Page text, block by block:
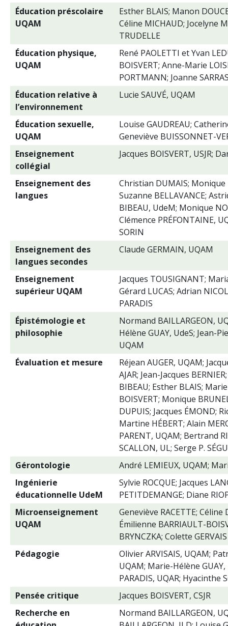
Éducation préscolaire
UQAM
Esther BLAIS; Manon
Céline MICHAUD; Jocelyne
TRUDELLE
Éducation physique,
UQAM
René PAOLETTI et Yvan
BOISVERT; Anne-Marie
PORTMANN; Joanne
Éducation relative à
l’environnement
Lucie SAUVÉ, UQAM
Éducation sexuelle,
UQAM
Louise GAUDREAU;
Geneviève BUISSONNET-
Enseignement
collégial
Jacques BOISVERT, USJR;
Enseignement des
langues
Christian DUMAIS; Monique
Suzanne BELLAVANCE;
BIBEAU, UdeM; Monique
Clémence PRÉFONTAINE,
SORIN
Enseignement des
langues secondes
Claude GERMAIN, UQAM
Enseignement
supérieur UQAM
Jacques TOUSIGNANT;
Gérard LUCAS; Adrian
PARADIS
Épistémologie et
philosophie
Normand BAILLARGEON,
Hélène GUAY, UdeS; Jean-
UQAM
Évaluation et mesure
Réjean AUGER, UQAM;
AJAR; Jean-Jacques
BIBEAU; Esther BLAIS;
BOISVERT; Monique
DUPUIS; Jacques ÉMOND;
Martine HÉBERT; Alain
PARENT, UQAM; Bertrand
SCALLON, UL; Serge P.
Gérontologie
André LEMIEUX, UQAM;
Ingénierie
éducationnelle UdeM
Sylvie ROCQUE; Jacques
PETITDEMANGE; Diane
Microenseignement
UQAM
Geneviève RACETTE; Céline
Émilienne BARRIAULT-
BRYNCZKA; Colette GERVAIS
Pédagogie
Olivier ARVISAIS, UQAM;
UQAM; Marie-Hélène
PARADIS, UQAR; Hyacinthe
Pensée critique
Jacques BOISVERT, CSJR
Recherche en
Normand BAILLARGEON,